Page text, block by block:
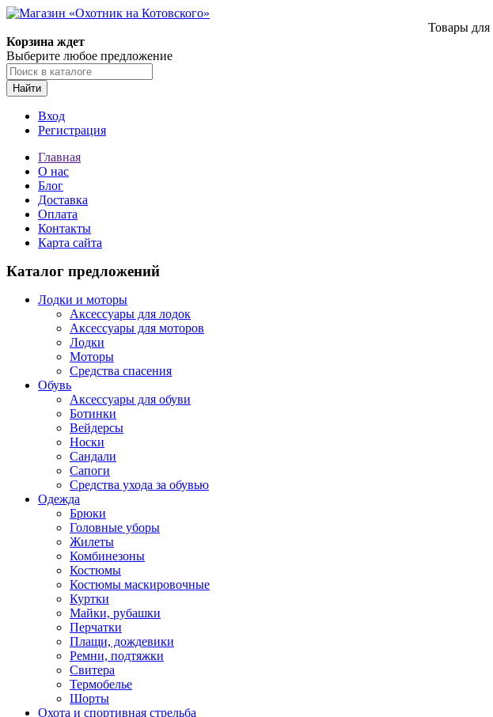
Товары для
Корзина ждет
Выберите любое предложение
Найти
Вход
Регистрация
Главная
О нас
Блог
Доставка
Оплата
Контакты
Карта сайта
Каталог предложений
Лодки и моторы
Аксессуары для лодок
Аксессуары для моторов
Лодки
Моторы
Средства спасения
Обувь
Аксессуары для обуви
Ботинки
Вейдерсы
Носки
Сандали
Сапоги
Средства ухода за обувью
Одежда
Брюки
Головные уборы
Жилеты
Комбинезоны
Костюмы
Костюмы маскировочные
Куртки
Майки, рубашки
Перчатки
Плащи, дождевики
Ремни, подтяжки
Свитера
Термобелье
Шорты
Охота и спортивная стрельба